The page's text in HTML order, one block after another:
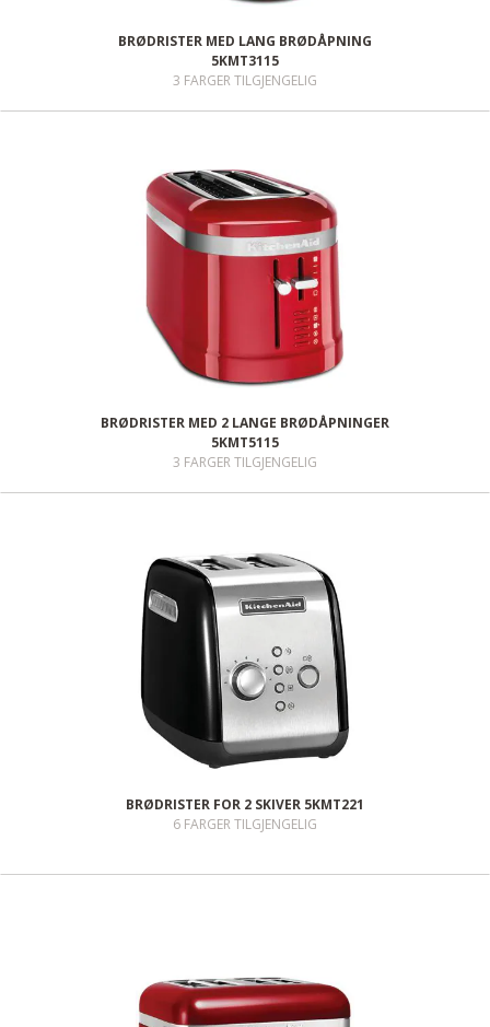
BRØDRISTER MED LANG BRØDÅPNING
5KMT3115
3 FARGER TILGJENGELIG
BRØDRISTER MED 2 LANGE BRØDÅPNINGER
5KMT5115
3 FARGER TILGJENGELIG
BRØDRISTER FOR 2 SKIVER 5KMT221
6 FARGER TILGJENGELIG